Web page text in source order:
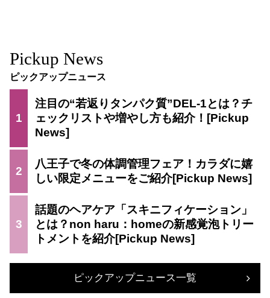
Pickup News
ピックアップニュース
1
注目の“若返りタンパク質”DEL-1とは？チ
ェックリストや増やし方も紹介！
2
八王子で冬の体調管理フェア！カラダに嬉
しい限定メニューをご紹介
3
話題のヘアケア「スキニフィケーション」
とは？non haru：homeの新感覚泡トリー
トメントを紹介
ピックアップニュース一覧